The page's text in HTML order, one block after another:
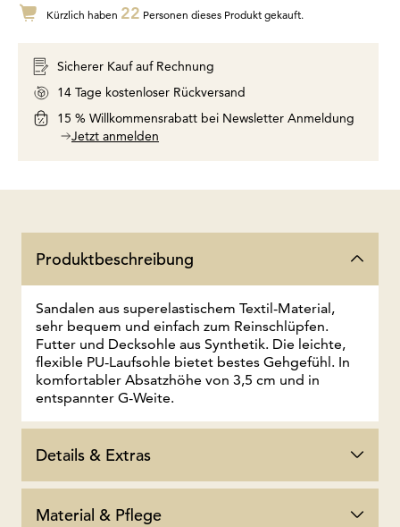
Kürzlich haben 22 Personen dieses Produkt gekauft.
Sicherer Kauf auf Rechnung
14 Tage kostenloser Rückversand
15 % Willkommensrabatt bei Newsletter Anmeldung
Jetzt anmelden
Produktbeschreibung
Sandalen aus superelastischem Textil-Material,
sehr bequem und einfach zum Reinschlüpfen.
Futter und Decksohle aus Synthetik. Die leichte,
flexible PU-Laufsohle bietet bestes Gehgefühl. In
komfortabler Absatzhöhe von 3,5 cm und in
entspannter G-Weite.
Details & Extras
Material & Pflege